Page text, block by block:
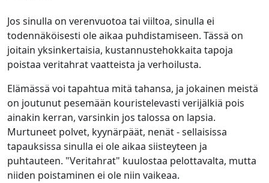
Jos sinulla on verenvuotoa tai viiltoa, sinulla ei
todennäköisesti ole aikaa puhdistamiseen. Tässä on
joitain yksinkertaisia, kustannustehokkaita tapoja
poistaa veritahrat vaatteista ja verhoilusta.
Elämässä voi tapahtua mitä tahansa, ja jokainen meistä
on joutunut pesemään kouristelevasti verijälkiä pois
ainakin kerran, varsinkin jos talossa on lapsia.
Murtuneet polvet, kyynärpäät, nenät - sellaisissa
tapauksissa sinulla ei ole aikaa siisteyteen ja
puhtauteen. "Veritahrat" kuulostaa pelottavalta, mutta
niiden poistaminen ei ole niin vaikeaa.